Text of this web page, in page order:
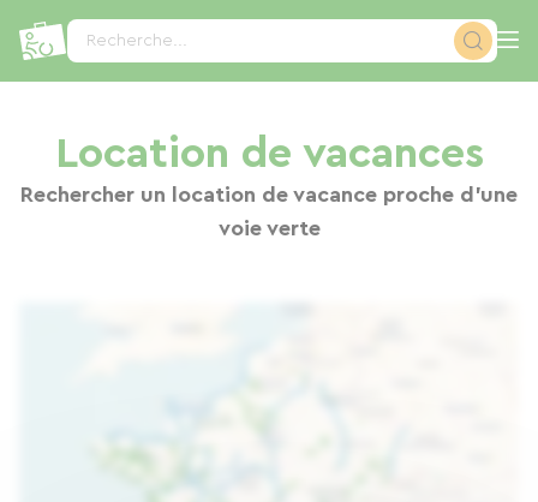
Recherche...
Location de vacances
Rechercher un location de vacance proche d'une
voie verte
Panneau de gestion des cookies